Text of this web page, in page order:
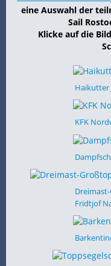
eine Auswahl der
Sail
Klicke auf die
Haikutter
KFK
Fridtjof